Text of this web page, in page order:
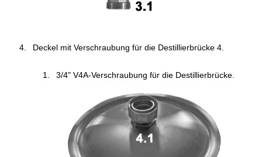
Deckel mit Verschraubung für die Destillierbrücke 4.
3/4" V4A-Verschraubung für die Destillierbrücke.